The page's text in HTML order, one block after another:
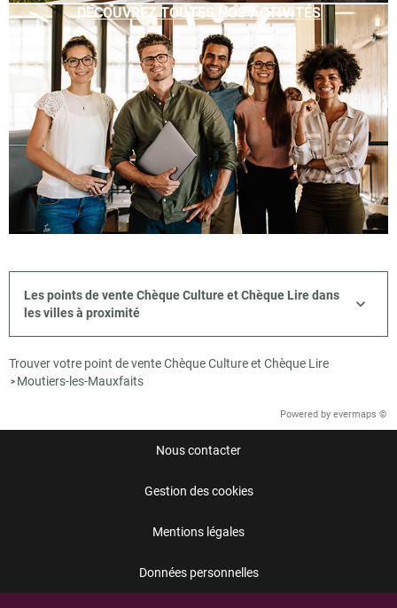
DÉCOUVREZ TOUTES NOS ACTIVITÉS
Les points de vente Chèque Culture et Chèque Lire dans
les villes à proximité
Trouver votre point de vente Chèque Culture et Chèque Lire
> Moutiers-les-Mauxfaits
Powered by evermaps ©
Nous contacter
Gestion des cookies
Mentions légales
Données personnelles